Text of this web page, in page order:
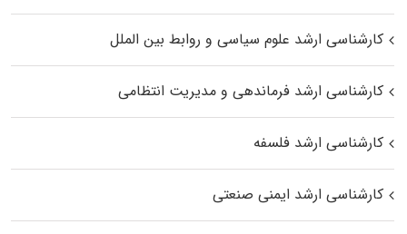
کارشناسی ارشد علوم سیاسی و روابط بین الملل
کارشناسی ارشد فرماندهی و مدیریت انتظامی
کارشناسی ارشد فلسفه
کارشناسی ارشد ایمنی صنعتی